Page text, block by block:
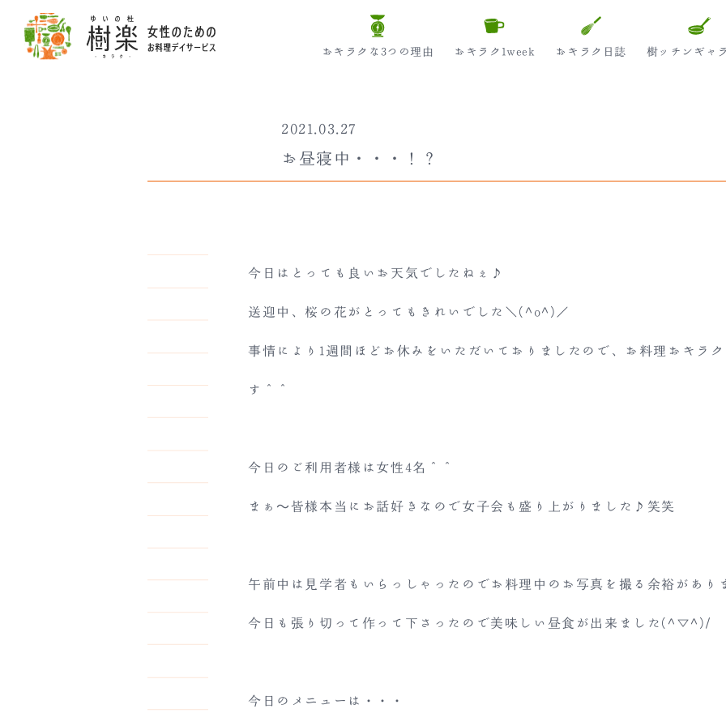
おキラクな3つの理由 おキラク1week おキラク日誌 樹ッチンギャ
2021.03.27
お昼寝中・・・！？
今日はとっても良いお天気でしたねぇ♪
送迎中、桜の花がとってもきれいでした＼(^o^)／
事情により1週間ほどお休みをいただいておりましたので、お料理おキラ
す＾＾
今日のご利用者様は女性4名＾＾
まぁ～皆様本当にお話好きなので女子会も盛り上がりました♪笑笑
午前中は見学者もいらっしゃったのでお料理中のお写真を撮る余裕があり
今日も張り切って作って下さったので美味しい昼食が出来ました(^▽^)/
今日のメニューは・・・